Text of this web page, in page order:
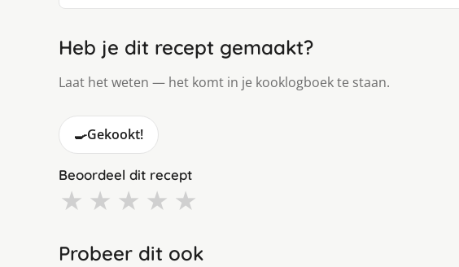
Heb je dit recept gemaakt?
Laat het weten — het komt in je kooklogboek te staan.
🍳Gekookt!
Beoordeel dit recept
★ ★ ★ ★ ★
Probeer dit ook